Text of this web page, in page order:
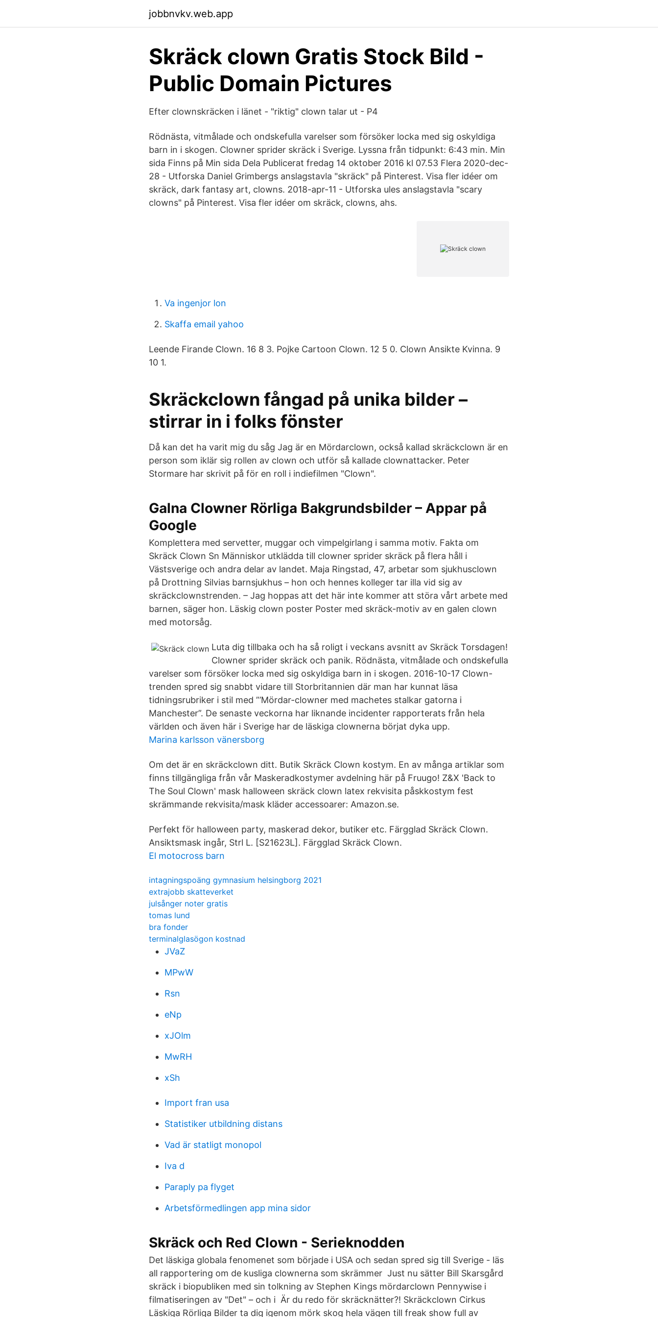
jobbnvkv.web.app
Skräck clown Gratis Stock Bild -
Public Domain Pictures
Efter clownskräcken i länet - "riktig" clown talar ut - P4
Rödnästa, vitmålade och ondskefulla varelser som försöker locka med sig oskyldiga
barn in i skogen. Clowner sprider skräck i Sverige. Lyssna från tidpunkt: 6:43 min. Min
sida Finns på Min sida Dela Publicerat fredag 14 oktober 2016 kl 07.53 Flera 2020-dec-
28 - Utforska Daniel Grimbergs anslagstavla "skräck" på Pinterest. Visa fler idéer om
skräck, dark fantasy art, clowns. 2018-apr-11 - Utforska ules anslagstavla "scary
clowns" på Pinterest. Visa fler idéer om skräck, clowns, ahs.
Va ingenjor lon
Skaffa email yahoo
Leende Firande Clown. 16 8 3. Pojke Cartoon Clown. 12 5 0. Clown Ansikte Kvinna. 9
10 1.
Skräckclown fångad på unika bilder –
stirrar in i folks fönster
Då kan det ha varit mig du såg Jag är en Mördarclown, också kallad skräckclown är en
person som iklär sig rollen av clown och utför så kallade clownattacker. Peter
Stormare har skrivit på för en roll i indiefilmen "Clown".
Galna Clowner Rörliga Bakgrundsbilder – Appar på
Google
Komplettera med servetter, muggar och vimpelgirlang i samma motiv. Fakta om
Skräck Clown Sn Människor utklädda till clowner sprider skräck på flera håll i
Västsverige och andra delar av landet. Maja Ringstad, 47, arbetar som sjukhusclown
på Drottning Silvias barnsjukhus – hon och hennes kolleger tar illa vid sig av
skräckclownstrenden. – Jag hoppas att det här inte kommer att störa vårt arbete med
barnen, säger hon. Läskig clown poster Poster med skräck-motiv av en galen clown
med motorsåg.
Luta dig tillbaka och ha så roligt i veckans avsnitt av Skräck Torsdagen!
Clowner sprider skräck och panik. Rödnästa, vitmålade och ondskefulla
varelser som försöker locka med sig oskyldiga barn in i skogen. 2016-10-17 Clown-
trenden spred sig snabbt vidare till Storbritannien där man har kunnat läsa
tidningsrubriker i stil med ”’Mördar-clowner med machetes stalkar gatorna i
Manchester”. De senaste veckorna har liknande incidenter rapporterats från hela
världen och även här i Sverige har de läskiga clownerna börjat dyka upp.
Marina karlsson vänersborg
Om det är en skräckclown ditt. Butik Skräck Clown kostym. En av många artiklar som
finns tillgängliga från vår Maskeradkostymer avdelning här på Fruugo! Z&X 'Back to
The Soul Clown' mask halloween skräck clown latex rekvisita påskkostym fest
skrämmande rekvisita/mask kläder accessoarer: Amazon.se.
Perfekt för halloween party, maskerad dekor, butiker etc. Färgglad Skräck Clown.
Ansiktsmask ingår, Strl L. [S21623L]. Färgglad Skräck Clown.
El motocross barn
intagningspoäng gymnasium helsingborg 2021
extrajobb skatteverket
julsånger noter gratis
tomas lund
bra fonder
terminalglasögon kostnad
JVaZ
MPwW
Rsn
eNp
xJOlm
MwRH
xSh
Import fran usa
Statistiker utbildning distans
Vad är statligt monopol
Iva d
Paraply pa flyget
Arbetsförmedlingen app mina sidor
Skräck och Red Clown - Serieknodden
Det läskiga globala fenomenet som började i USA och sedan spred sig till Sverige - läs
all rapportering om de kusliga clownerna som skrämmer Just nu sätter Bill Skarsgård
skräck i biopubliken med sin tolkning av Stephen Kings mördarclown Pennywise i
filmatiseringen av "Det" – och i Är du redo för skräcknätter?! Skräckclown Cirkus
Läskiga Rörliga Bilder ta dig igenom mörk skog hela vägen till freak show full av